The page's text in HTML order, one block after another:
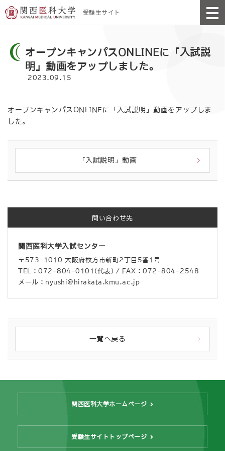
受験生サイト
オープンキャンパスONLINEに「入試説
明」動画をアップしました。
2023.09.15
オープンキャンパスONLINEに「入試説明」動画をアップしま
した。
「入試説明」動画
問い合わせ先
関西医科大学入試センター
〒573-1010 大阪府枚方市新町2丁目5番1号
TEL：072-804-0101(代表) / FAX：072-804-2548
メール：nyushi@hirakata.kmu.ac.jp
一覧へ戻る
関西医科大学ホームページ
受験生サイトトップページ